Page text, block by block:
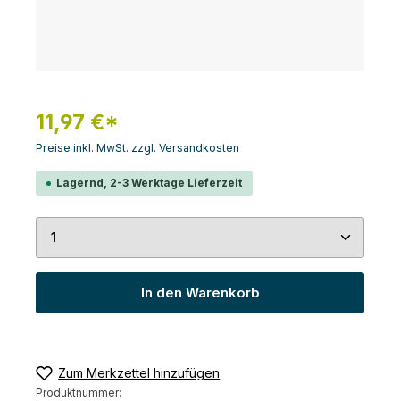
11,97 €*
Preise inkl. MwSt. zzgl. Versandkosten
Lagernd, 2-3 Werktage Lieferzeit
Produkt Anzahl: Gib den gewünschten Wert
In den Warenkorb
Zum Merkzettel hinzufügen
Produktnummer: